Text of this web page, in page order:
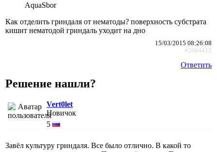
AquaSbor
Как отделить гриндаля от нематоды? поверхность субстрата
кишит нематодой гриндаль уходит на дно
15/03/2015 08:26:08
#2064412
Ответить
Решение нашли?
Vert0let
Новичок
5
Завёл культуру гриндаля. Все было отлично. В какой то